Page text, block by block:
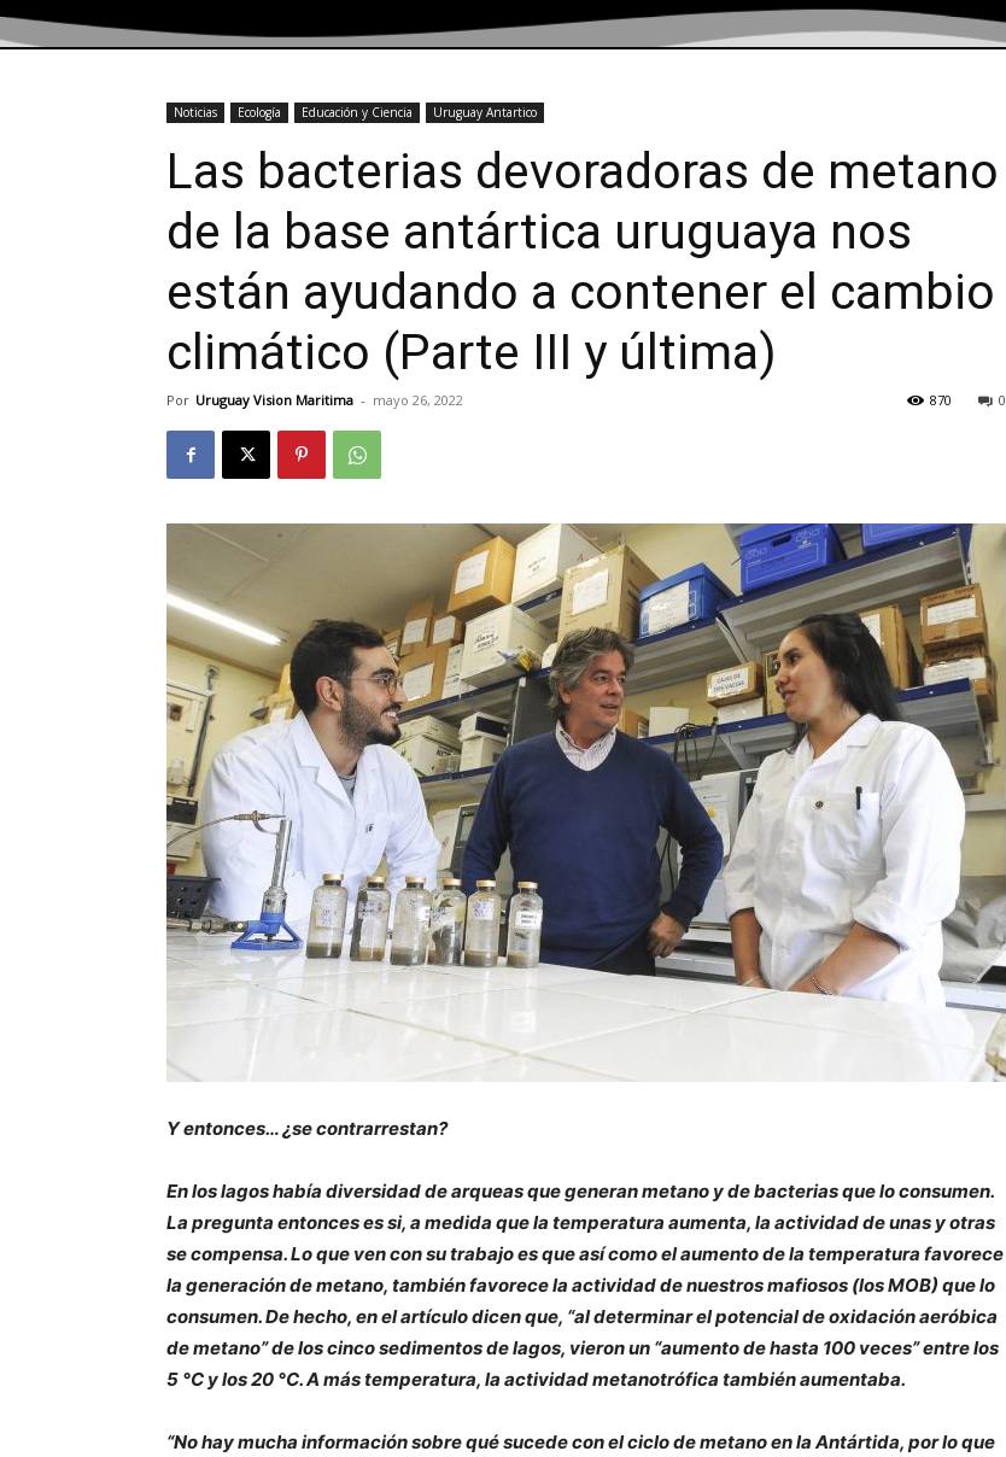
Noticias Ecología Educación y Ciencia Uruguay Antartico
Las bacterias devoradoras de metano
de la base antártica uruguaya nos
están ayudando a contener el cambio
climático (Parte III y última)
Por Uruguay Vision Maritima - mayo 26, 2022 0
870
Y entonces… ¿se contrarrestan?
En los lagos había diversidad de arqueas que generan metano y de bacterias que lo consumen.
La pregunta entonces es si, a medida que la temperatura aumenta, la actividad de unas y otras
se compensa. Lo que ven con su trabajo es que así como el aumento de la temperatura favorece
la generación de metano, también favorece la actividad de nuestros mafiosos (los MOB) que lo
consumen. De hecho, en el artículo dicen que, “al determinar el potencial de oxidación aeróbica
de metano” de los cinco sedimentos de lagos, vieron un “aumento de hasta 100 veces” entre los
5 °C y los 20 °C. A más temperatura, la actividad metanotrófica también aumentaba.
“No hay mucha información sobre qué sucede con el ciclo de metano en la Antártida, por lo que